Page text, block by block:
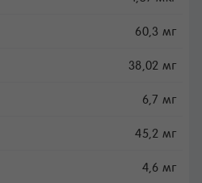
60,3 мг
38,02 мг
6,7 мг
45,2 мг
4,6 мг